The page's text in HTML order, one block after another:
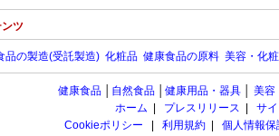
ツ
品の製造(受託製造) 化粧品 健康食品の原料 美容・化
健康食品 自然食品 健康用品・器具 美容
ホーム
プレスリリース
サ
Cookieポリシー
利用規約 個人情報